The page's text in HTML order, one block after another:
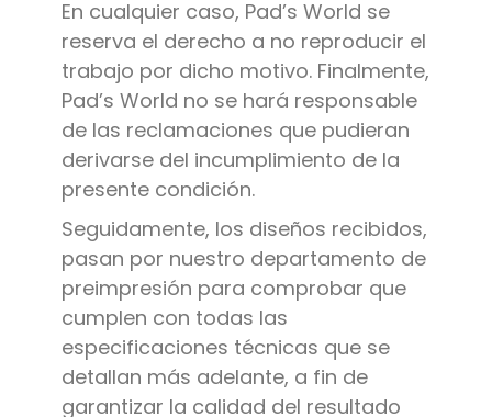
En cualquier caso, Pad’s World se
reserva el derecho a no reproducir el
trabajo por dicho motivo. Finalmente,
Pad’s World no se hará responsable
de las reclamaciones que pudieran
derivarse del incumplimiento de la
presente condición.
Seguidamente, los diseños recibidos,
pasan por nuestro departamento de
preimpresión para comprobar que
cumplen con todas las
especificaciones técnicas que se
detallan más adelante, a fin de
garantizar la calidad del resultado